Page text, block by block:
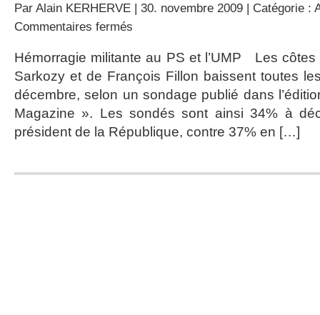
Par Alain KERHERVE | 30. novembre 2009 | Catégorie :
Commentaires fermés
plus
bas
Hémorragie militante au PS et l’UMP Les
Sarkozy et de François Fillon baissent toutes
décembre, selon un sondage publié dans
Magazine ». Les sondés sont ainsi 34% à
président de la République, contre 37% en […]